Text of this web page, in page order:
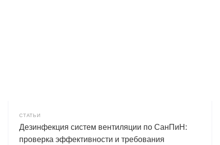
СТАТЬИ
Дезинфекция систем вентиляции по СанПиН:
проверка эффективности и требования